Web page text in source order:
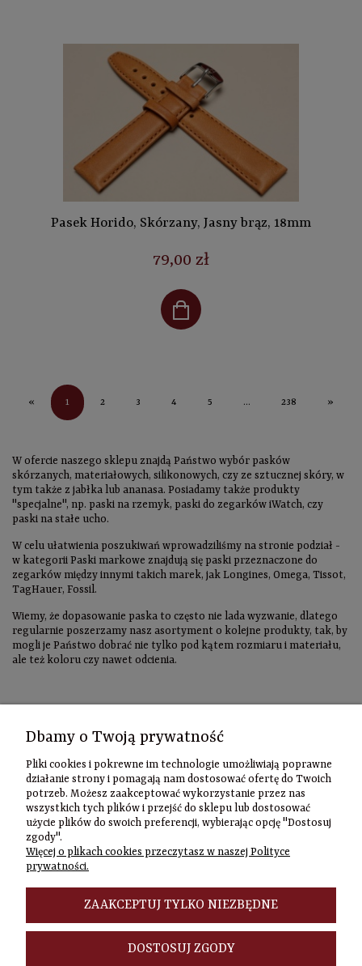
Pasek Horido, Skórzany, Jasny brąz, 18mm
79,00 zł
« 1 2 3 4 5 ... 238 »
W ofercie naszego sklepu znajdą Państwo wybór pasków
skórzanych, materiałowych, silikonowych, czy ze sztucznej skóry, w
tym także z jabłka lub ananasa. Posiadamy także produkty
"specjalne", np. paski na rzemyk, paski do zegarków iWatch, czy
paski na stałe ucho.
W celu ułatwienia poszukiwań wprowadziliśmy na stronie podział -
w kategorii Paski markowe znajdują się paski przeznaczone do
zegarków między innymi takich marek, jak Longines, Omega, Tissot,
TagHauer, Fossil.
Wiemy, że dopasowanie paska to często nie lada wyzwanie, dlatego
regularnie poszerzamy nasz asortyment o kolejne produkty, tak, by
mogli je Państwo dobrać nie tylko pod kątem rozmiaru i materiału,
ale też koloru czy nawet odcienia.
Szybki
kontakt
Zamówienia
al. Jana Pawła
Dbamy o Twoją prywatność
Pliki cookies i pokrewne im technologie umożliwiają poprawne
działanie strony i pomagają nam dostosować ofertę do Twoich
potrzeb. Możesz zaakceptować wykorzystanie przez nas
wszystkich tych plików i przejść do sklepu lub dostosować
użycie plików do swoich preferencji, wybierając opcję "Dostosuj
zgody".
Więcej o plikach cookies przeczytasz w naszej Polityce
prywatności.
ZAAKCEPTUJ TYLKO NIEZBĘDNE
DOSTOSUJ ZGODY